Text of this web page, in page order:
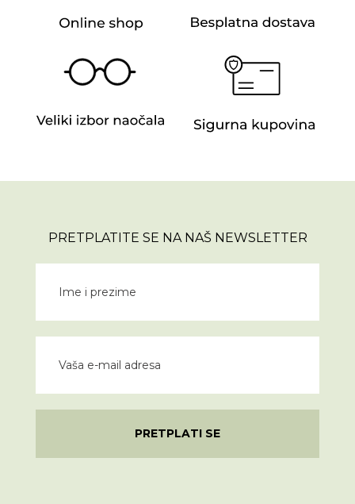
PRETPLATITE SE NA NAŠ NEWSLETTER
PRETPLATI SE